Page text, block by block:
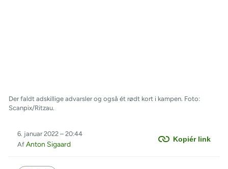
Der faldt adskillige advarsler og også ét rødt kort i kampen. Foto:
Scanpix/Ritzau.
Kopiér link
6. januar 2022 – 20:44
Af Anton Sigaard